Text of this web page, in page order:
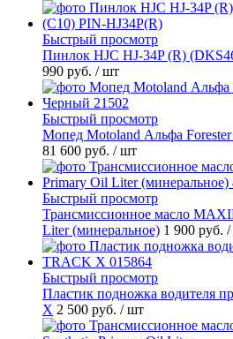
Быстрый просмотр
Пинлок HJC HJ-34P (R)
990 руб. / шт
Быстрый просмотр
Мопед Motoland Альфа
81 600 руб. / шт
Быстрый просмотр
Трансмиссионное масло
Liter (минеральное) 1 900 руб.
Быстрый просмотр
Пластик подножка водителя
X 2 500 руб. / шт